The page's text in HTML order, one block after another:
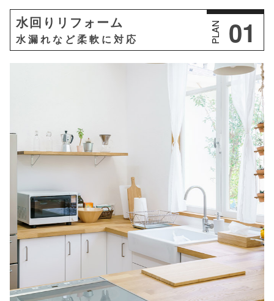
水回りリフォーム
水漏れなど柔軟に対応 PLAN 01